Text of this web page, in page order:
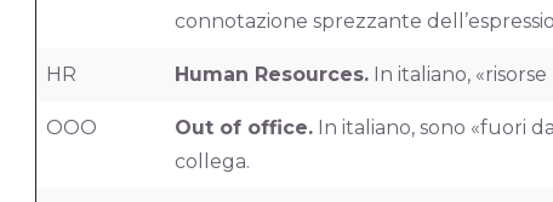
connotazione sprezzante
HR Human Resources.In italiano, «risorse
OOO Out of office.In italiano, sono «fuori
collega.